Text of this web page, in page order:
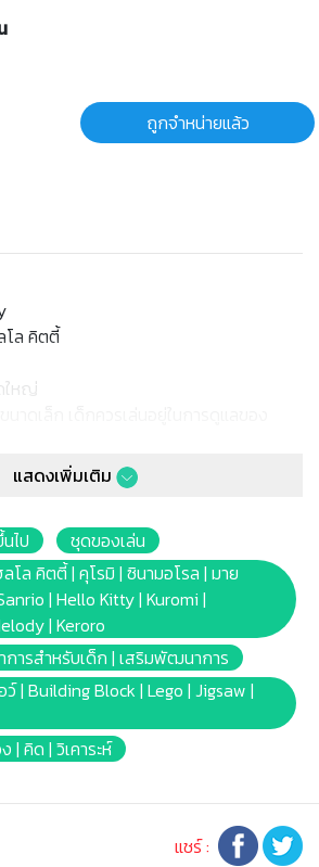
ถูกจำหน่ายแล้ว
โล คิตตี้
ใหญ่
ายุ 1 1/2 -5 ปี
ยนแปลงลวดลาย สีสันบนผลิตภัณฑ์ หรือ
ไม่สามารถแจ้งให้ทราบล่วงหน้า และสี
บนเว็บไซต์อาจมีความแตกต่างกันจาก
ผลสีของแต่ละหน้าจอ
ากกัน ชิ้นส่วนมีขนาดเล็ก เด็กควรใช้
ปกครอง หรือผู้เชี่ยวชาญ ไม่นำเข้าจมูก
แสดงเพิ่มเติม
ไป
ชุดของเล่น
โล คิตตี้ | คุโรมิ | ซินามอโรล | มาย
| Hello Kitty | Kuromi |
| Keroro
ารสำหรับเด็ก | เสริมพัฒนาการ
| Building Block | Lego | Jigsaw |
| คิด | วิเคาระห์
แชร์ :